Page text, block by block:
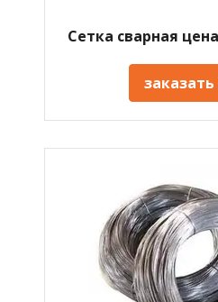
Сетка сварная
заказать